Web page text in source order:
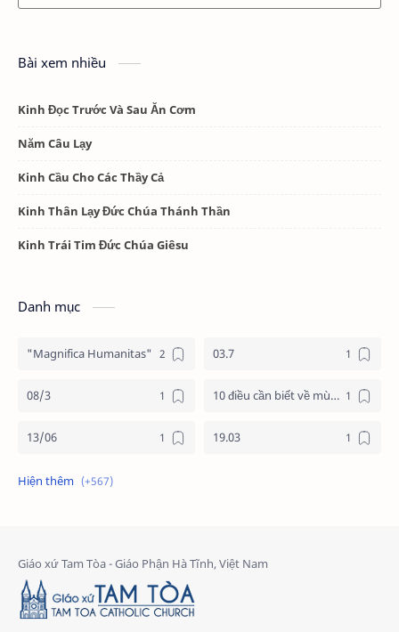
Bài xem nhiều
Kinh Đọc Trước Và Sau Ăn Cơm
Năm Câu Lạy
Kinh Cầu Cho Các Thầy Cả
Kinh Thân Lạy Đức Chúa Thánh Thần
Kinh Trái Tim Đức Chúa Giêsu
Danh mục
"Magnifica Humanitas" 03.7
08/3 10 điều cần biết về mùa vọng
13/06 19.03
19/3
24 giờ cho chúa 24 giờ cho chúa 2026
4 nước châu phi